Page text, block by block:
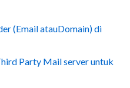
(Email atauDomain) di
Party Mail server untuk